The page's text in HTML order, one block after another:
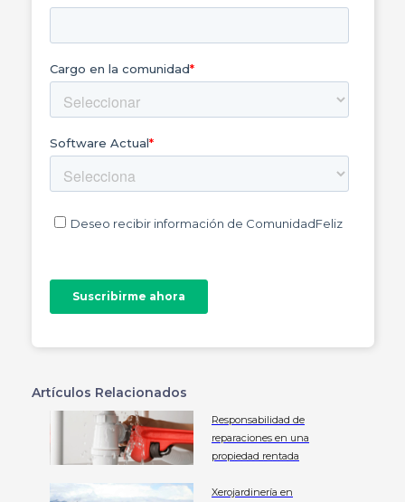
Artículos Relacionados
Responsabilidad de
reparaciones en una
propiedad rentada
Xerojardinería en